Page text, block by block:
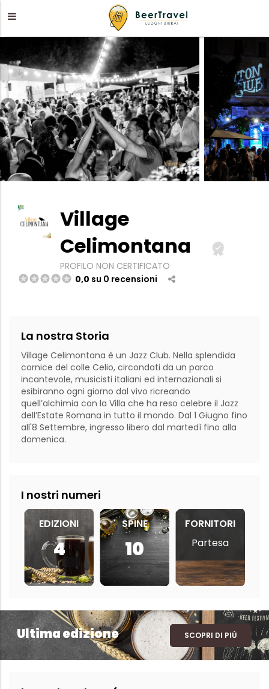
Village
Celimontana
PROFILO NON CERTIFICATO
0,0 su 0 recensioni
La nostra Storia
Village Celimontana è un Jazz Club. Nella splendida
cornice del colle Celio, circondati da un parco
incantevole, musicisti italiani ed internazionali si
esibiranno ogni giorno dal vivo ricreando
quell’alchimia con la Villa che ha reso celebre il Jazz
dell’Estate Romana in tutto il mondo. Dal 1 Giugno fino
all'8 Settembre, ingresso libero dal martedì fino alla
domenica.
I nostri numeri
EDIZIONI
4
SPINE
10
FORNITORI
Partesa
Ultima edizione SCOPRI DI PIÙ